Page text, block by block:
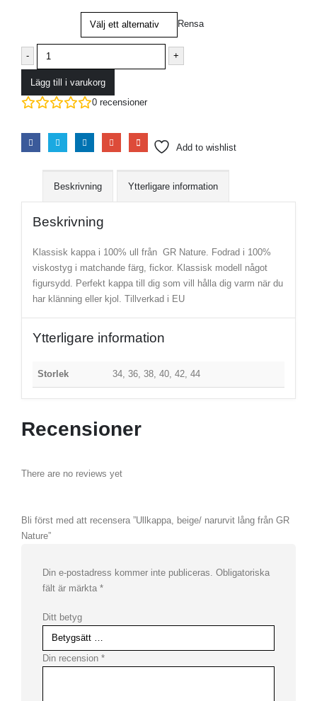
Rensa
- +
Lägg till i varukorg
0 recensioner
Add to wishlist
Beskrivning Ytterligare information
Beskrivning
Klassisk kappa i 100% ull från GR Nature. Fodrad i 100%
viskostyg i matchande färg, fickor. Klassisk modell något
figursydd. Perfekt kappa till dig som vill hålla dig varm när du
har klänning eller kjol. Tillverkad i EU
Ytterligare information
Storlek 34, 36, 38, 40, 42, 44
Recensioner
There are no reviews yet
Bli först med att recensera ”Ullkappa, beige/ narurvit lång från GR
Nature”
Din e-postadress kommer inte publiceras. Obligatoriska
fält är märkta *
Ditt betyg
Din recension *